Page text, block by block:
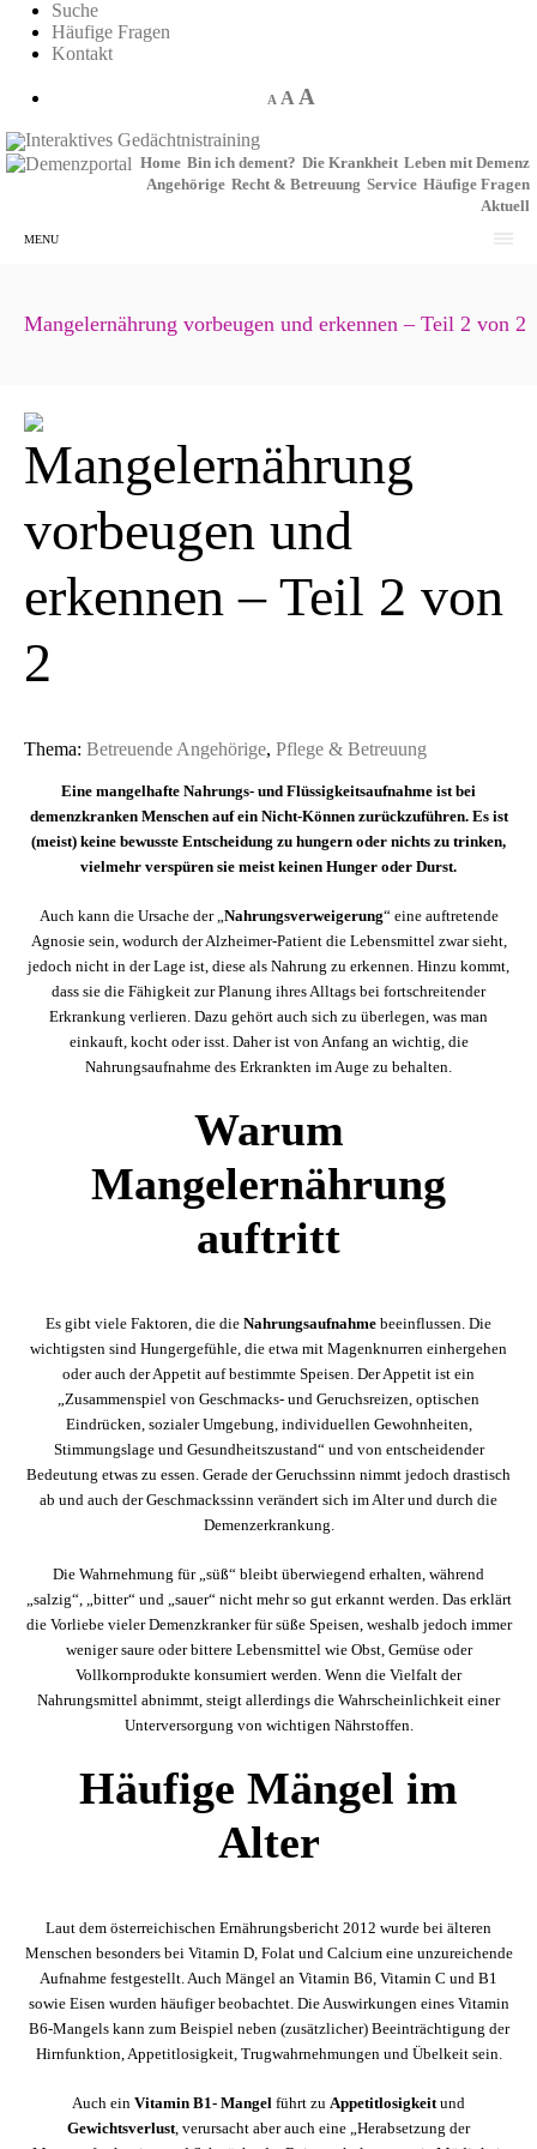
Suche
Häufige Fragen
Kontakt
A A A
Interaktives Gedächtnistraining
Home Bin ich dement? Die Krankheit Leben mit Demenz
Angehörige Recht & Betreuung Service Häufige Fragen
Aktuell
MENU
Mangelernährung vorbeugen und erkennen – Teil 2 von 2
Mangelernährung
vorbeugen und
erkennen – Teil 2 von
2
Thema: Betreuende Angehörige, Pflege & Betreuung
Eine mangelhafte Nahrungs- und Flüssigkeitsaufnahme ist bei
demenzkranken Menschen auf ein Nicht-Können zurückzuführen. Es ist
(meist) keine bewusste Entscheidung zu hungern oder nichts zu trinken,
vielmehr verspüren sie meist keinen Hunger oder Durst.
Auch kann die Ursache der „ Nahrungsverweigerung“ eine auftretende
Agnosie sein, wodurch der Alzheimer-Patient die Lebensmittel zwar sieht,
jedoch nicht in der Lage ist, diese als Nahrung zu erkennen. Hinzu kommt,
dass sie die Fähigkeit zur Planung ihres Alltags bei fortschreitender
Erkrankung verlieren. Dazu gehört auch sich zu überlegen, was man
einkauft, kocht oder isst. Daher ist von Anfang an wichtig, die
Nahrungsaufnahme des Erkrankten im Auge zu behalten.
Warum
Mangelernährung
auftritt
Es gibt viele Faktoren, die die Nahrungsaufnahme beeinflussen. Die
wichtigsten sind Hungergefühle, die etwa mit Magenknurren einhergehen
oder auch der Appetit auf bestimmte Speisen. Der Appetit ist ein
„Zusammenspiel von Geschmacks- und Geruchsreizen, optischen
Eindrücken, sozialer Umgebung, individuellen Gewohnheiten,
Stimmungslage und Gesundheitszustand“ und von entscheidender
Bedeutung etwas zu essen. Gerade der Geruchssinn nimmt jedoch drastisch
ab und auch der Geschmackssinn verändert sich im Alter und durch die
Demenzerkrankung.
Die Wahrnehmung für „süß“ bleibt überwiegend erhalten, während
„salzig“, „bitter“ und „sauer“ nicht mehr so gut erkannt werden. Das erklärt
die Vorliebe vieler Demenzkranker für süße Speisen, weshalb jedoch immer
weniger saure oder bittere Lebensmittel wie Obst, Gemüse oder
Vollkornprodukte konsumiert werden. Wenn die Vielfalt der
Nahrungsmittel abnimmt, steigt allerdings die Wahrscheinlichkeit einer
Unterversorgung von wichtigen Nährstoffen.
Häufige Mängel im
Alter
Laut dem österreichischen Ernährungsbericht 2012 wurde bei älteren
Menschen besonders bei Vitamin D, Folat und Calcium eine unzureichende
Aufnahme festgestellt. Auch Mängel an Vitamin B6, Vitamin C und B1
sowie Eisen wurden häufiger beobachtet. Die Auswirkungen eines Vitamin
B6-Mangels kann zum Beispiel neben (zusätzlicher) Beeinträchtigung der
Hirnfunktion, Appetitlosigkeit, Trugwahrnehmungen und Übelkeit sein.
Auch ein Vitamin B1- Mangel führt zu Appetitlosigkeit und
Gewichtsverlust , verursacht aber auch eine „Herabsetzung der